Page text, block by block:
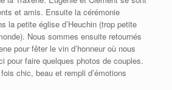
et amis. Ensuite la cérémonie
la petite église d’Heuchin (trop petite
Nous sommes ensuite retournés
pour fêter le vin d’honneur où nous
pour faire quelques photos de couples.
chic, beau et rempli d’émotions